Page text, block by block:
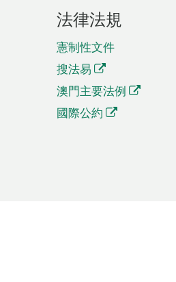
法律法規
憲制性文件
搜法易
澳門主要法例
國際公約